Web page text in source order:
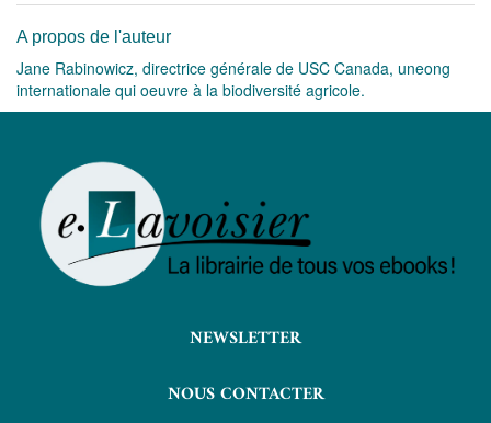
A propos de l'auteur
Jane Rabinowicz, directrice générale de USC Canada, uneong
internationale qui oeuvre à la biodiversité agricole.
NEWSLETTER
NOUS CONTACTER